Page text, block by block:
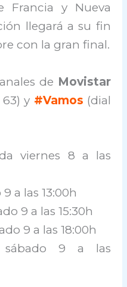
Francia y Nueva
llegará a su fin
con la gran final.
de Movistar
y #Vamos (dial
viernes 8 a las
a las 13:00h
9 a las 15:30h
9 a las 18:00h
sábado 9 a las